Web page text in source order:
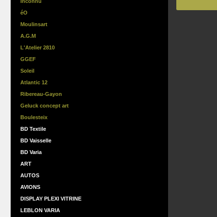
éO
Moulinsart
A.G.M
L'Atelier 2810
GGEF
Soleil
Atlantic 12
Ribereau-Gayon
Geluck concept art
Boulesteix
BD Textile
BD Vaisselle
BD Varia
ART
AUTOS
AVIONS
DISPLAY PLEXI VITRINE
LEBLON VARIA